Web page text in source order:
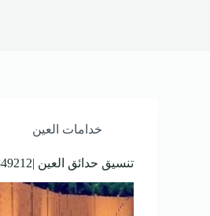
خدامات العين
تنسيق حدائق العين |0508849212| تصميم حدائق